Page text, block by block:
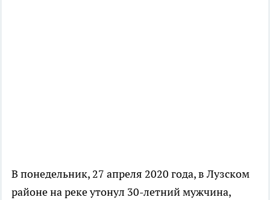
В понедельник, 27 апреля 2020 года, в Лузском
районе на реке утонул 30-летний мужчина,